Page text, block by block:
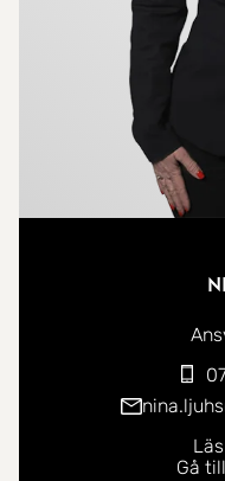
Ingen vägavgift.
Gå